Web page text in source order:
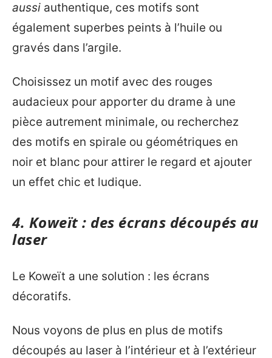
aussi authentique, ces motifs sont
également superbes peints à l’huile ou
gravés dans l’argile.
Choisissez un motif avec des rouges
audacieux pour apporter du drame à une
pièce autrement minimale, ou recherchez
des motifs en spirale ou géométriques en
noir et blanc pour attirer le regard et ajouter
un effet chic et ludique.
4. Koweït: des écrans découpés au
laser
Le Koweït a une solution : les écrans
décoratifs.
Nous voyons de plus en plus de motifs
découpés au laser à l’intérieur et à l’extérieur